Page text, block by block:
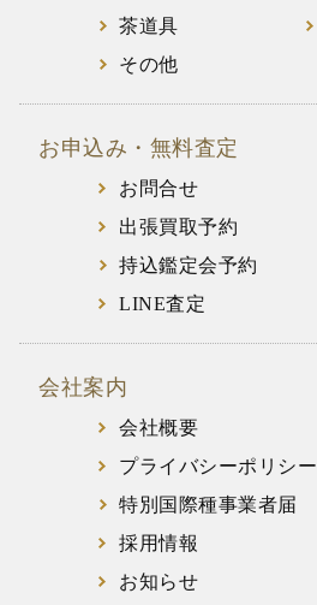
茶道具
その他
お申込み・無料査定
お問合せ
出張買取予約
持込鑑定会予約
LINE査定
会社案内
会社概要
プライバシーポリシー
特別国際種事業者届
採用情報
お知らせ